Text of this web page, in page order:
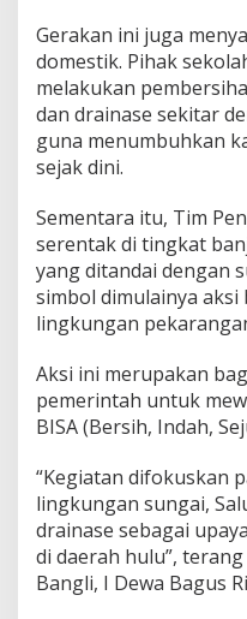
Gerakan ini juga
domestik. Pihak
melakukan
dan drainase sekitar
guna menumbuhkan
sejak dini.
Sementara itu, Tim
serentak di tingkat
yang ditandai dengan
simbol dimulainya
lingkungan
Aksi ini merupakan
pemerintah untuk
BISA (Bersih, Indah,
“Kegiatan difokuskan
lingkungan sungai,
drainase sebagai
di daerah hulu”,
Bangli, I Dewa Bagus